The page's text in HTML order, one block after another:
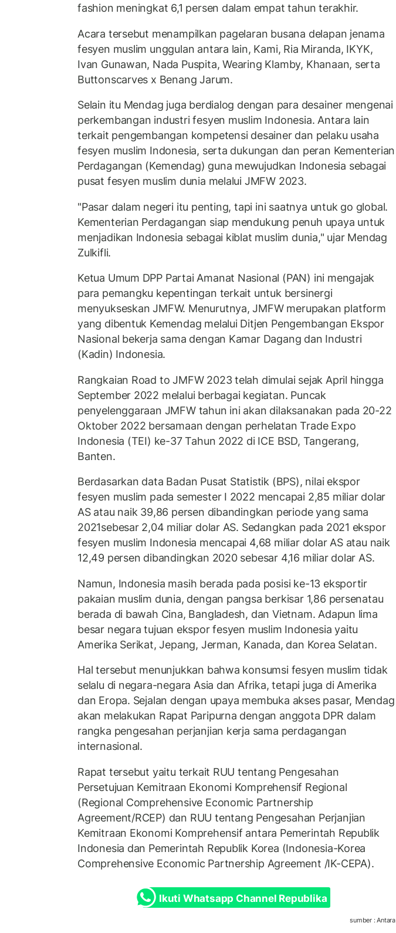
fashion meningkat 6,1 persen dalam empat tahun terakhir.
Acara tersebut menampilkan pagelaran busana delapan jenama
fesyen muslim unggulan antara lain, Kami, Ria Miranda, IKYK,
Ivan Gunawan, Nada Puspita, Wearing Klamby, Khanaan, serta
Buttonscarves x Benang Jarum.
Selain itu Mendag juga berdialog dengan para desainer mengenai
perkembangan industri fesyen muslim Indonesia. Antara lain
terkait pengembangan kompetensi desainer dan pelaku usaha
fesyen muslim Indonesia, serta dukungan dan peran Kementerian
Perdagangan (Kemendag) guna mewujudkan Indonesia sebagai
pusat fesyen muslim dunia melalui JMFW 2023.
"Pasar dalam negeri itu penting, tapi ini saatnya untuk go global.
Kementerian Perdagangan siap mendukung penuh upaya untuk
menjadikan Indonesia sebagai kiblat muslim dunia," ujar Mendag
Zulkifli.
Ketua Umum DPP Partai Amanat Nasional (PAN) ini mengajak
para pemangku kepentingan terkait untuk bersinergi
menyukseskan JMFW. Menurutnya, JMFW merupakan platform
yang dibentuk Kemendag melalui Ditjen Pengembangan Ekspor
Nasional bekerja sama dengan Kamar Dagang dan Industri
(Kadin) Indonesia.
Rangkaian Road to JMFW 2023 telah dimulai sejak April hingga
September 2022 melalui berbagai kegiatan. Puncak
penyelenggaraan JMFW tahun ini akan dilaksanakan pada 20-22
Oktober 2022 bersamaan dengan perhelatan Trade Expo
Indonesia (TEI) ke-37 Tahun 2022 di ICE BSD, Tangerang,
Banten.
Berdasarkan data Badan Pusat Statistik (BPS), nilai ekspor
fesyen muslim pada semester I 2022 mencapai 2,85 miliar dolar
AS atau naik 39,86 persen dibandingkan periode yang sama
2021sebesar 2,04 miliar dolar AS. Sedangkan pada 2021 ekspor
fesyen muslim Indonesia mencapai 4,68 miliar dolar AS atau naik
12,49 persen dibandingkan 2020 sebesar 4,16 miliar dolar AS.
Namun, Indonesia masih berada pada posisi ke-13 eksportir
pakaian muslim dunia, dengan pangsa berkisar 1,86 persenatau
berada di bawah Cina, Bangladesh, dan Vietnam. Adapun lima
besar negara tujuan ekspor fesyen muslim Indonesia yaitu
Amerika Serikat, Jepang, Jerman, Kanada, dan Korea Selatan.
Hal tersebut menunjukkan bahwa konsumsi fesyen muslim tidak
selalu di negara-negara Asia dan Afrika, tetapi juga di Amerika
dan Eropa. Sejalan dengan upaya membuka akses pasar, Mendag
akan melakukan Rapat Paripurna dengan anggota DPR dalam
rangka pengesahan perjanjian kerja sama perdagangan
internasional.
Rapat tersebut yaitu terkait RUU tentang Pengesahan
Persetujuan Kemitraan Ekonomi Komprehensif Regional
(Regional Comprehensive Economic Partnership
Agreement/RCEP) dan RUU tentang Pengesahan Perjanjian
Kemitraan Ekonomi Komprehensif antara Pemerintah Republik
Indonesia dan Pemerintah Republik Korea (Indonesia-Korea
Comprehensive Economic Partnership Agreement /IK-CEPA).
Ikuti Whatsapp Channel Republika
sumber : Antara